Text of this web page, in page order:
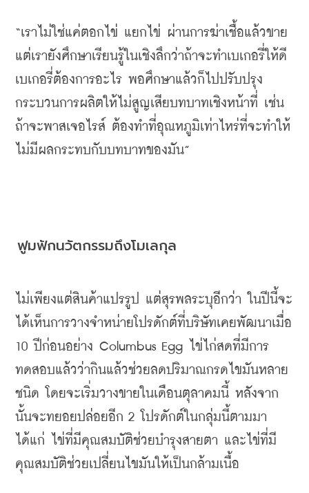
“เราไม่ใช่แค่ตอกไข่ แยกไข่
ผ่านการฆ่าเชื้อแล้วขาย
แต่เรายังศึกษาเรียนรู้ในเชิงลึกว่าถ้าจะทำเบเกอรี่ให้ดี
เบเกอรี่ต้องการอะไร พอศึกษาแล้วก็ไปปรับปรุง
กระบวนการผลิตให้ไม่สูญเสียบทบาทเชิงหน้าที่ เช่น
ถ้าจะพาสเจอไรส์ ต้องทำที่อุณหภูมิเท่าไหร่ที่จะทำให้
ไม่มีผลกระทบกับบทบาทของมัน”
ฟูมฟักนวัตกรรมถึงโมเลกุล
ไม่เพียงแต่สินค้าแปรรูป แต่สุรพลระบุอีกว่า
ในปีนี้จะ
ได้เห็นการวางจำหน่ายโปรดักต์ที่บริษัทเคยพัฒนาเมื่อ
10 ปีก่อนอย่าง Columbus Egg
ไข่ไก่สดที่มีการ
ทดสอบแล้วว่ากินแล้วช่วยลดปริมาณกรดไขมันหลาย
ชนิด
โดยจะเริ่มวางขายในเดือนตุลาคมนี้ หลังจาก
นั้นจะทยอยปล่อยอีก 2
โปรดักต์ในกลุ่มนี้ตามมา
ได้แก่
ไข่ที่มีคุณสมบัติช่วยบำรุงสายตา และไข่ที่มี
คุณสมบัติช่วยเปลี่ยนไขมันให้เป็นกล้ามเนื้อ